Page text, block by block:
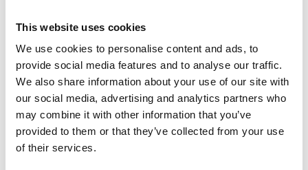
This website uses cookies
We use cookies to personalise content and ads, to
provide social media features and to analyse our traffic.
We also share information about your use of our site with
our social media, advertising and analytics partners who
may combine it with other information that you’ve
provided to them or that they’ve collected from your use
of their services.